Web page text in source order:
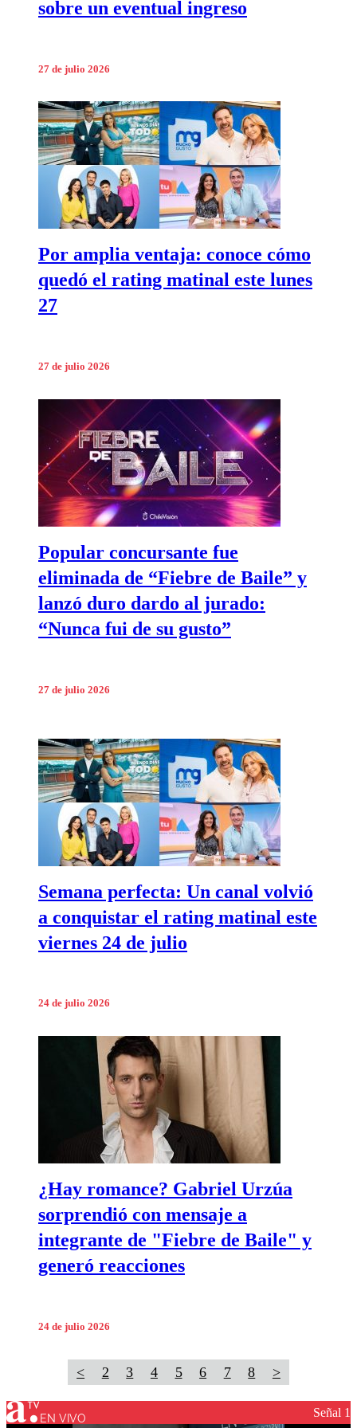
sobre un eventual ingreso
27 de julio 2026
Por amplia ventaja: conoce cómo
quedó el rating matinal este lunes
27
27 de julio 2026
Popular concursante fue
eliminada de “Fiebre de Baile” y
lanzó duro dardo al jurado:
“Nunca fui de su gusto”
27 de julio 2026
Semana perfecta: Un canal volvió
a conquistar el rating matinal este
viernes 24 de julio
24 de julio 2026
¿Hay romance? Gabriel Urzúa
sorprendió con mensaje a
integrante de "Fiebre de Baile" y
generó reacciones
24 de julio 2026
< 2 3 4 5 6 7 8 >
EN VIVO Señal 1